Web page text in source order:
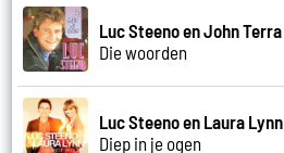
Luc Steeno en John Terra
Die woorden
Luc Steeno en Laura Lynn
Diep in je ogen